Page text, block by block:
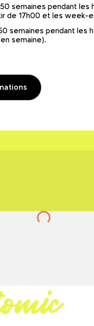
semaines pendant les
de 17h00 et les week-
semaines pendant les
semaine).